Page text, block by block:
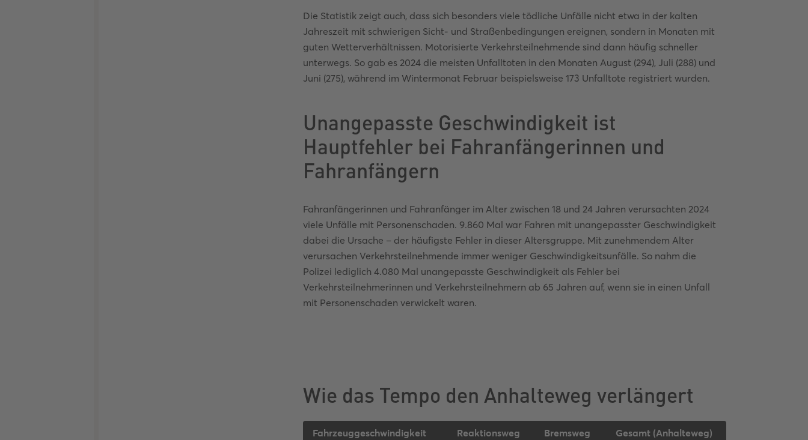
Die Statistik zeigt auch, dass sich besonders viele tödliche Unfälle nicht etwa in der kalten
Jahreszeit mit schwierigen Sicht- und Straßenbedingungen ereignen, sondern in Monaten mit
guten Wetterverhältnissen. Motorisierte Verkehrsteilnehmende sind dann häufig schneller
unterwegs. So gab es 2024 die meisten Unfalltoten in den Monaten August (294), Juli (288) und
Juni (275), während im Wintermonat Februar beispielsweise 173 Unfalltote registriert wurden.
Unangepasste Geschwindigkeit ist
Hauptfehler bei Fahranfängerinnen und
Fahranfängern
Fahranfängerinnen und Fahranfänger im Alter zwischen 18 und 24 Jahren verursachten 2024
viele Unfälle mit Personenschaden. 9.860 Mal war Fahren mit unangepasster Geschwindigkeit
dabei die Ursache – der häufigste Fehler in dieser Altersgruppe. Mit zunehmendem Alter
verursachen Verkehrsteilnehmende immer weniger Geschwindigkeitsunfälle. So nahm die
Polizei lediglich 4.080 Mal unangepasste Geschwindigkeit als Fehler bei
Verkehrsteilnehmerinnen und Verkehrsteilnehmern ab 65 Jahren auf, wenn sie in einen Unfall
mit Personenschaden verwickelt waren.
Wie das Tempo den Anhalteweg verlängert
Fahrzeuggeschwindigkeit Reaktionsweg Bremsweg Gesamt (Anhalteweg)